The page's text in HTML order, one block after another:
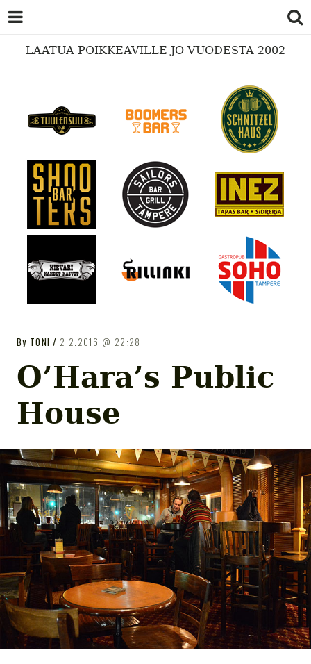
LAATUA POIKKEAVILLE JO VUODESTA 2002
GASTROPUB
By TONI 2.2.2016 22:28
O’Hara’s Public
House
GASTROPUB